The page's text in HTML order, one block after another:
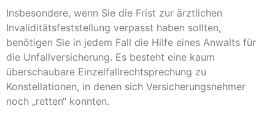
Insbesondere, wenn Sie die Frist zur ärztlichen
Invaliditätsfeststellung verpasst haben sollten,
benötigen Sie in jedem Fall die Hilfe eines Anwalts für
die Unfallversicherung. Es besteht eine kaum
überschaubare Einzelfallrechtsprechung zu
Konstellationen, in denen sich Versicherungsnehmer
noch „retten“ konnten.